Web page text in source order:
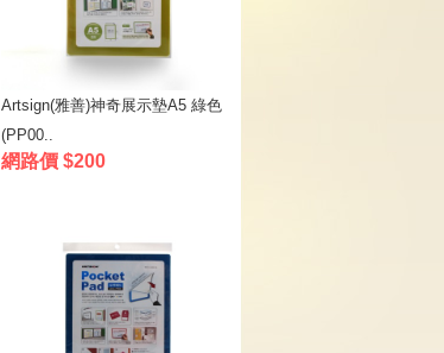
Artsign(雅善)神奇展示墊A5 綠色
(PP00..
網路價 $200